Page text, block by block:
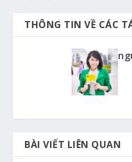
THÔNG TIN VỀ CÁC
BÀI VIẾT LIÊN QUAN